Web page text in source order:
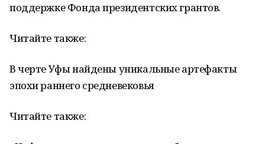
поддержке Фонда президентских грантов.
Читайте также:
В черте Уфы найдены уникальные артефакты
эпохи раннего средневековья
Читайте также: